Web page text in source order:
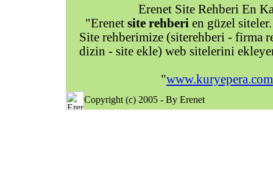
Erenet Site Rehberi En
"Erenet site rehberi en güzel
Site rehberimize (siterehberi - firma
dizin - site ekle) web sitelerini
"www.kuryepera.com
Copyright (c) 2005 - By Erenet